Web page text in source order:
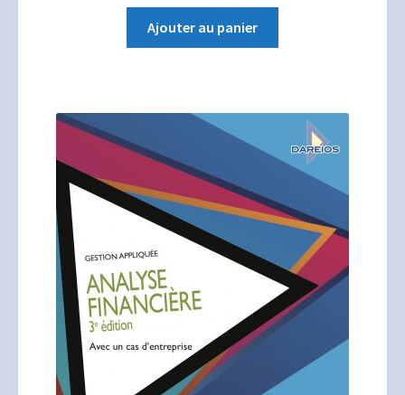
Ajouter au panier